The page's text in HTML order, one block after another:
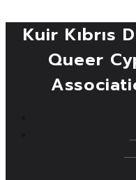
Kuir Kıbrıs
Queer